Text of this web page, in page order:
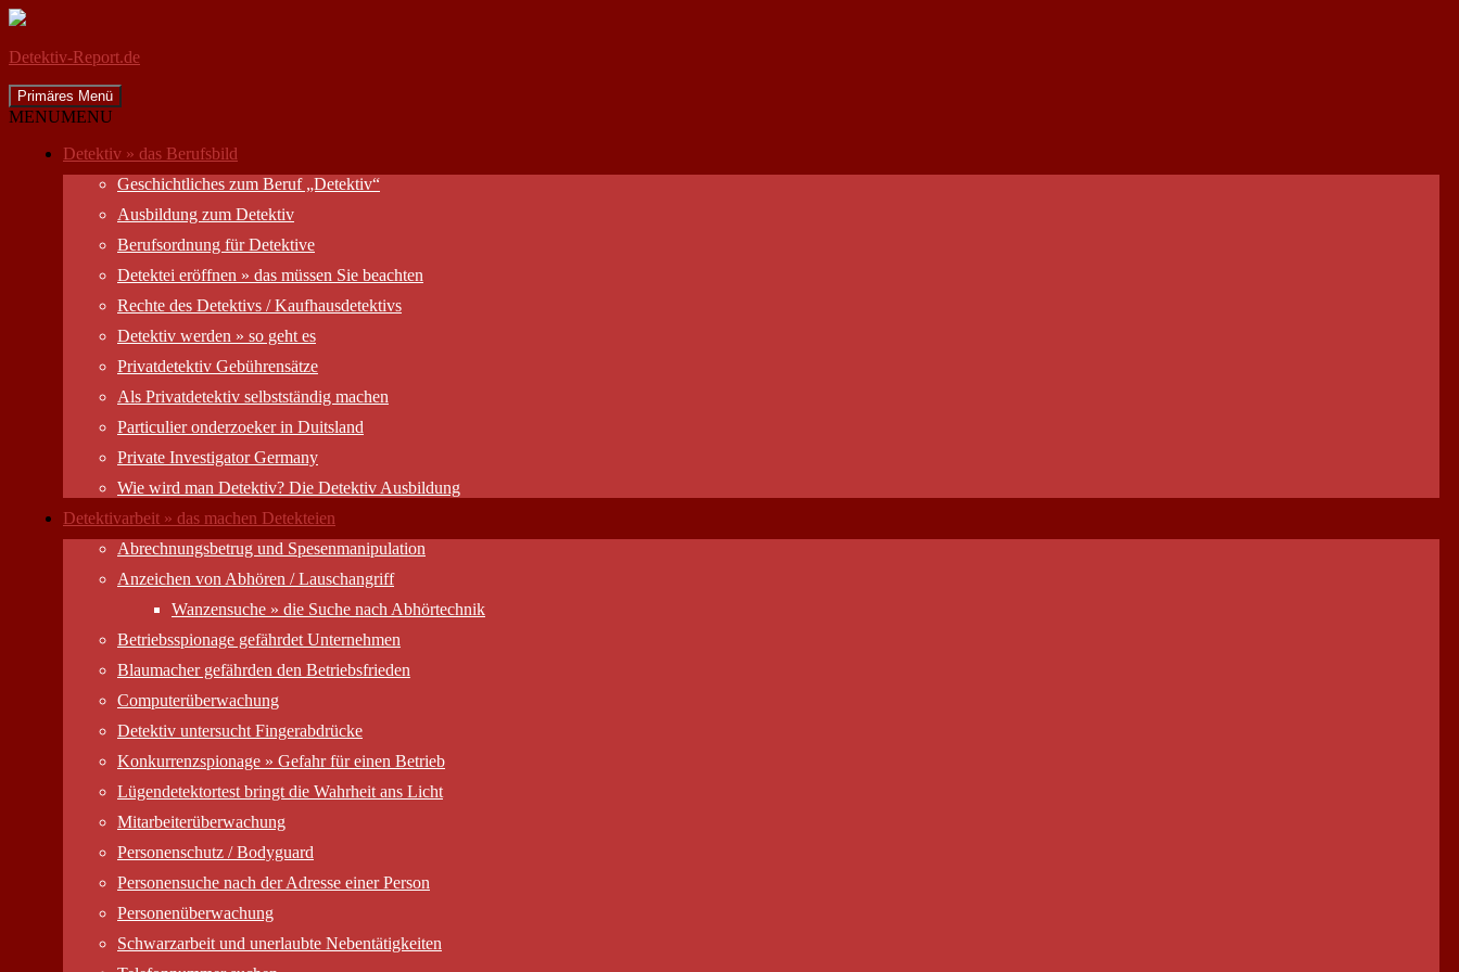
Detektiv-Report.de
Suchen
Primäres Menü
Inhalt
MENUMENU
Detektiv » das Berufsbild
Geschichtliches zum Beruf „Detektiv“
Ausbildung zum Detektiv
Berufsordnung für Detektive
Detektei eröffnen » das müssen Sie beachten
Rechte des Detektivs / Kaufhausdetektivs
Detektiv werden » so geht es
Privatdetektiv Gebührensätze
Als Privatdetektiv selbstständig machen
Particulier onderzoeker in Duitsland
Private Investigator Germany
Wie wird man Detektiv? Die Detektiv Ausbildung
Detektivarbeit » das machen Detekteien
Abrechnungsbetrug und Spesenmanipulation
Anzeichen von Abhören / Lauschangriff
Wanzensuche » die Suche nach Abhörtechnik
Betriebsspionage gefährdet Unternehmen
Blaumacher gefährden den Betriebsfrieden
Computer­überwachung
Detektiv untersucht Fingerabdrücke
Konkurrenzspionage » Gefahr für einen Betrieb
Lügendetektortest bringt die Wahrheit ans Licht
Mitarbeiter­überwachung
Personenschutz / Bodyguard
Personensuche nach der Adresse einer Person
Personen­überwachung
Schwarzarbeit und unerlaubte Nebentätigkeiten